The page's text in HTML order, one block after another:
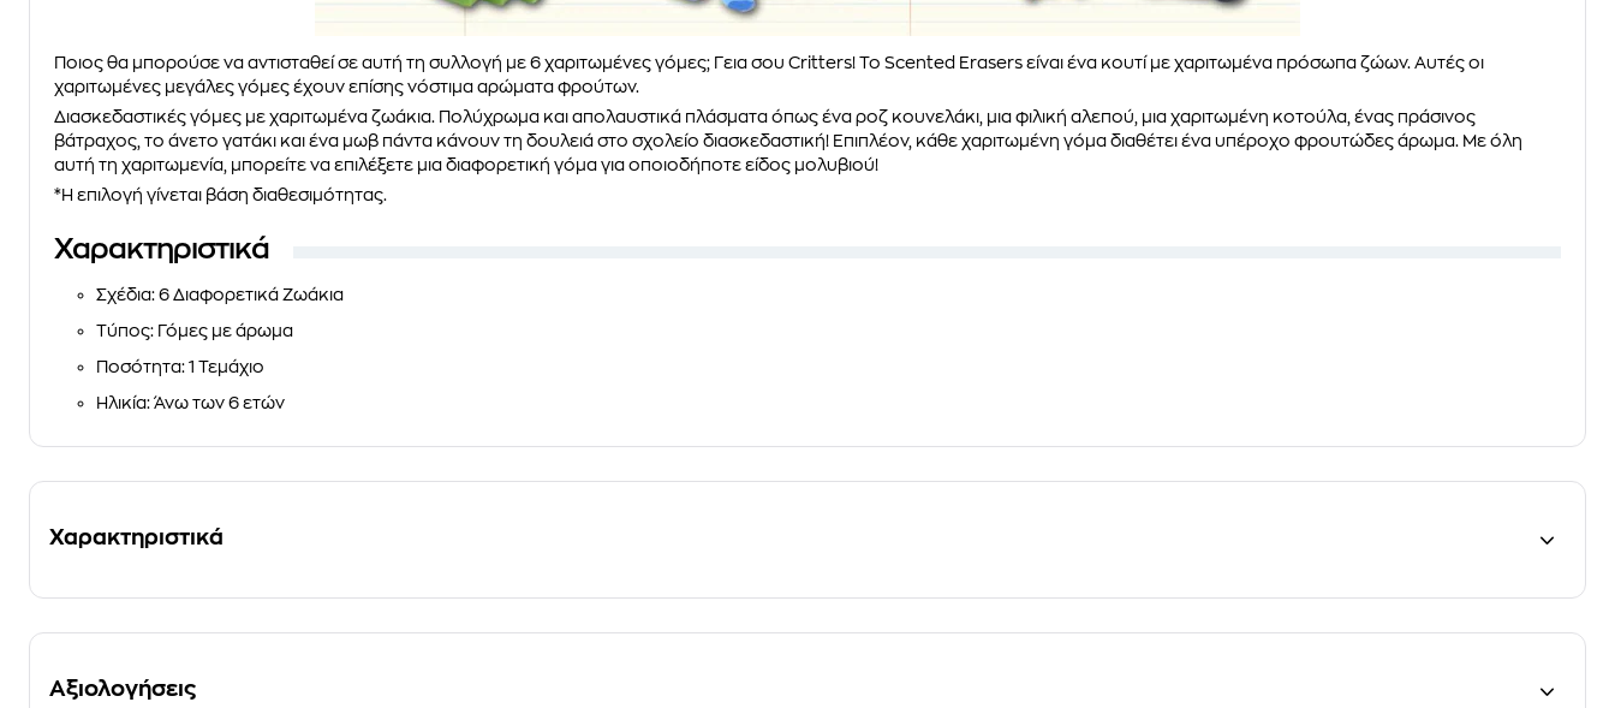
Ποιος θα μπορούσε να αντισταθεί σε αυτή τη συλλογή με 6 χαριτωμένες γόμες; Γεια σου Critters! Το Scented Erasers είναι ένα κουτί με χαριτωμένα πρόσωπα ζώων. Αυτές οι
χαριτωμένες μεγάλες γόμες έχουν επίσης νόστιμα αρώματα φρούτων.
Διασκεδαστικές γόμες με χαριτωμένα ζωάκια. Πολύχρωμα και απολαυστικά πλάσματα όπως ένα ροζ κουνελάκι, μια φιλική αλεπού, μια χαριτωμένη κοτούλα, ένας πράσινος
βάτραχος, το άνετο γατάκι και ένα μωβ πάντα κάνουν τη δουλειά στο σχολείο διασκεδαστική! Επιπλέον, κάθε χαριτωμένη γόμα διαθέτει ένα υπέροχο φρουτώδες άρωμα. Με όλη
αυτή τη χαριτωμενία, μπορείτε να επιλέξετε μια διαφορετική γόμα για οποιοδήποτε είδος μολυβιού!
*Η επιλογή γίνεται βάση διαθεσιμότητας.
Χαρακτηριστικά
Σχέδια: 6 Διαφορετικά Ζωάκια
Τύπος: Γόμες με άρωμα
Ποσότητα: 1 Τεμάχιο
Ηλικία: Άνω των 6 ετών
Χαρακτηριστικά
Αξιολογήσεις